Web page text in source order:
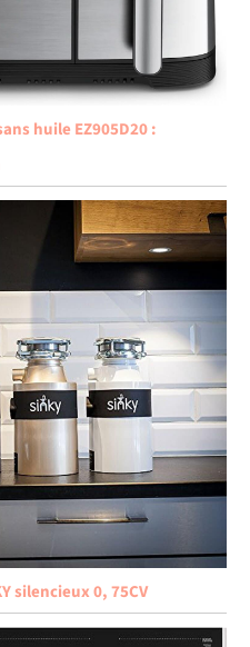
huile EZ905D20 :
silencieux 0, 75CV